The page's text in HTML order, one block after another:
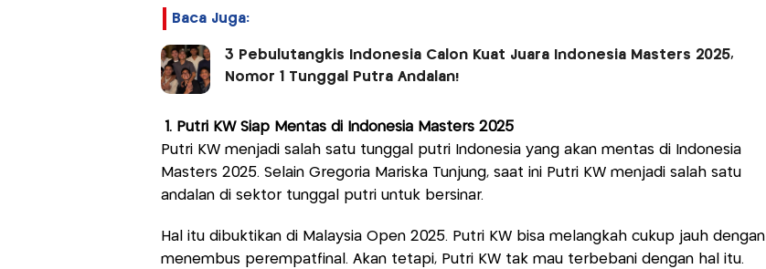
Baca Juga:
3 Pebulutangkis Indonesia Calon Kuat Juara Indonesia Masters 2025,
Nomor 1 Tunggal Putra Andalan!
1. Putri KW Siap Mentas di Indonesia Masters 2025
Putri KW menjadi salah satu tunggal putri Indonesia yang akan mentas di Indonesia
Masters 2025. Selain Gregoria Mariska Tunjung, saat ini Putri KW menjadi salah satu
andalan di sektor tunggal putri untuk bersinar.
Hal itu dibuktikan di Malaysia Open 2025. Putri KW bisa melangkah cukup jauh dengan
menembus perempatfinal. Akan tetapi, Putri KW tak mau terbebani dengan hal itu.